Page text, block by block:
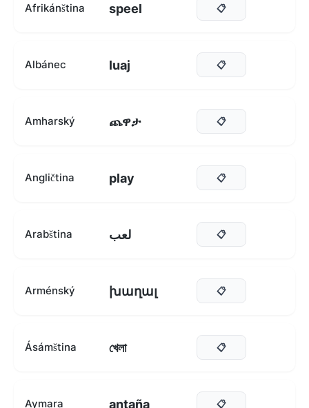
Afrikánština speel 📋
Albánec luaj 📋
Amharský ጨዋታ 📋
Angličtina play 📋
Arabština لعب 📋
Arménský խաղալ 📋
Ásámština খেলা 📋
Aymara antaña 📋